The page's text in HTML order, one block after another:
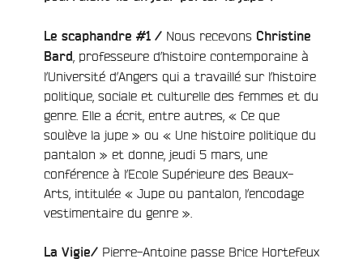
Le scaphandre #1 / Nous recevons Christine
Bard , professeure d’histoire contemporaine à
l’Université d’Angers qui a travaillé sur l’histoire
politique, sociale et culturelle des femmes et du
genre. Elle a écrit, entre autres, « Ce que
soulève la jupe » ou « Une histoire politique du
pantalon » et donne, jeudi 5 mars, une
conférence à l’Ecole Supérieure des Beaux-
Arts, intitulée « Jupe ou pantalon, l’encodage
vestimentaire du genre ».
La Vigie/ Pierre-Antoine passe Brice Hortefeux